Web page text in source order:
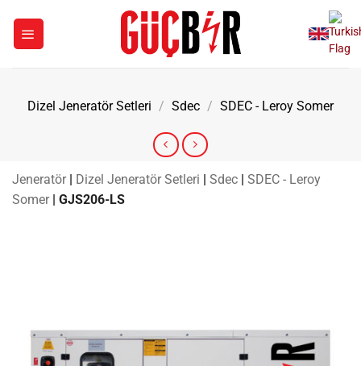
Dizel Jeneratör Setleri / Sdec / SDEC - Leroy Somer
Jeneratör | Dizel Jeneratör Setleri | Sdec | SDEC - Leroy
Somer | GJS206-LS